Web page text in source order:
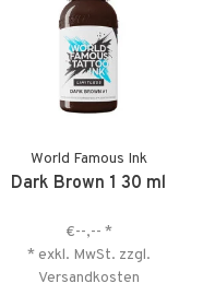
World Famous Ink
Dark Brown 1 30 ml
€--,-- *
* exkl. MwSt. zzgl.
Versandkosten